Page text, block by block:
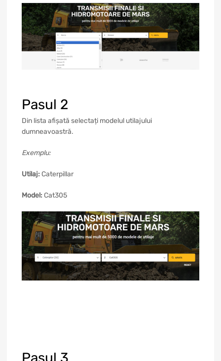
Pasul 2
Din lista afișată selectați modelul utilajului
dumneavoastră.
Exemplu:
Utilaj: Caterpillar
Model: Cat305
Pasul 3